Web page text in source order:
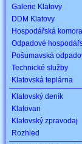
Galerie Klatovy
DDM Klatovy
Hospodářská komora
Odpadové
Pošumavská
Technické služby
Klatovská teplárna
Klatovský deník
Klatovan
Klatovský zpravodaj
Rozhled